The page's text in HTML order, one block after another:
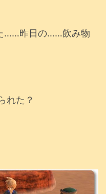
……昨日の……飲み物
れた？